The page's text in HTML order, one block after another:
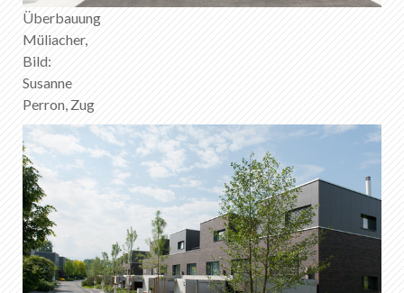
Überbauung
Müliacher,
Bild:
Susanne
Perron, Zug